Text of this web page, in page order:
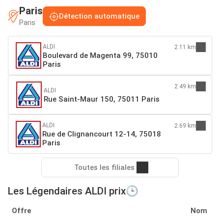
Paris
Paris
Détection automatique
ALDI
Boulevard de Magenta 99, 75010
Paris
2.11 km
ALDI
Rue Saint-Maur 150, 75011 Paris
2.49 km
ALDI
Rue de Clignancourt 12-14, 75018
Paris
2.69 km
Toutes les filiales
Les Légendaires ALDI prix🕒
Offre Nom